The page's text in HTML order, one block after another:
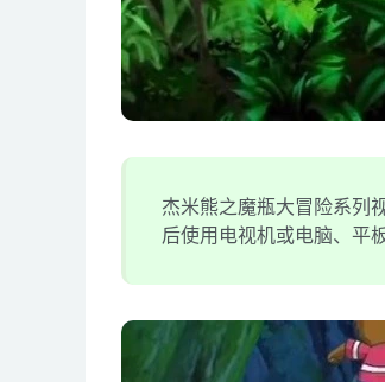
杰米熊之魔瓶大冒险系列
后使用电视机或电脑、平